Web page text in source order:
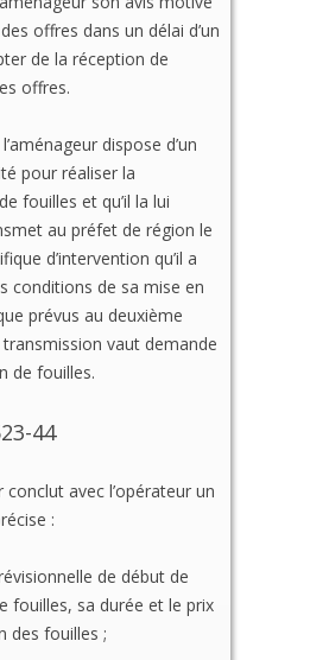
offres dans un délai d’un
de la réception de
offres.
dispose d’un
pour réaliser la
fouilles et qu’il la lui
au préfet de région le
d’intervention qu’il a
conditions de sa mise en
prévus au deuxième
vaut demande
de fouilles.
44
conclut avec l’opérateur un
:
de début de
fouilles, sa durée et le prix
des fouilles ;